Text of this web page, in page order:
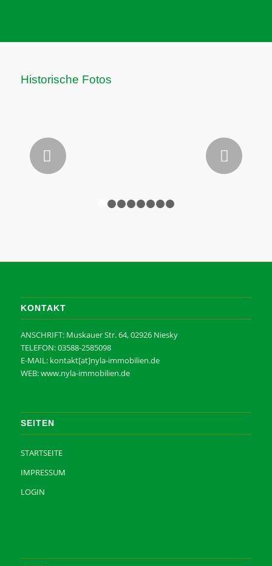
Historische Fotos
1 2
KONTAKT
ANSCHRIFT: Muskauer Str. 64, 02926 Niesky
TELEFON: 03588-2585098‬
E-MAIL: kontakt[at]nyla-immobilien.de
WEB: www.nyla-immobilien.de
SEITEN
STARTSEITE
IMPRESSUM
LOGIN